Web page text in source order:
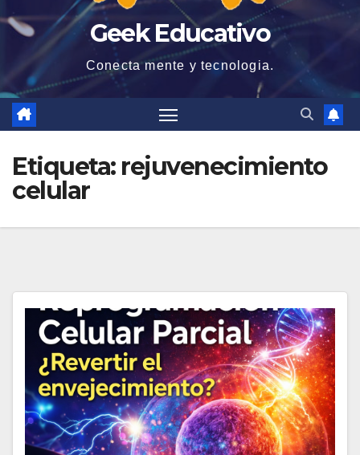
Geek Educativo
Conecta mente y tecnologia.
Etiqueta: rejuvenecimiento
celular